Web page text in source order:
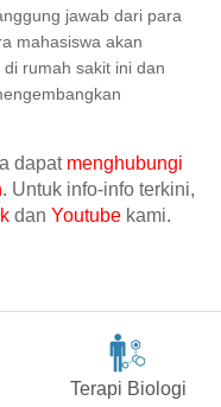
jawab dari para
mahasiswa akan
rumah sakit ini dan
dapat menghubungi
. Untuk info-info terkini,
dan Youtubekami.
Terapi Biologi